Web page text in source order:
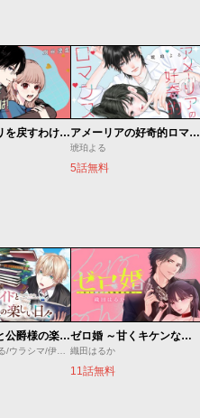
頼くんとヨリを戻すわけには！ アメーリアの好奇的ロマンス
琥珀よる
5話無料
万能メイドと公爵様の楽しい日々
佐倉涼/内田ぱる/ウラシマ/伊藤テリヤキ
ゼロ婚 ～甘くキケンな極秘任務～
織田はるか
11話無料